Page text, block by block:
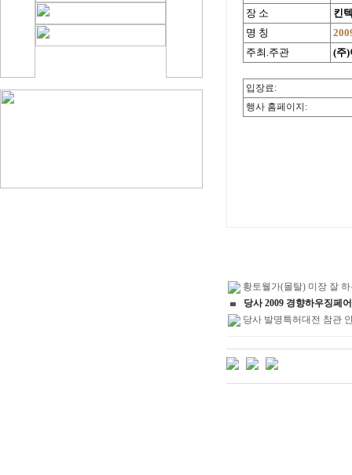
장 소
킨
명 칭
주최.주관
(주
입장료:
행사 홈페이지:
황토웰가(몰탈) 미장 잘
당사 2009 경향하우징페
당사 발명특허대전 참관